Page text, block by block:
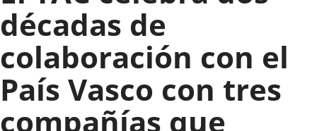
décadas de
colaboración con el
País Vasco con tres
compañías que